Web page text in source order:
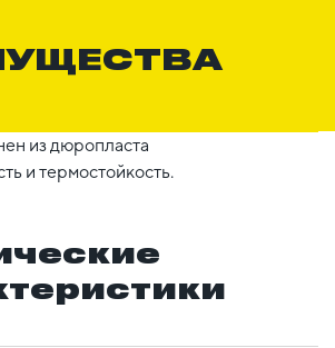
из дюропласта
и термостойкость.